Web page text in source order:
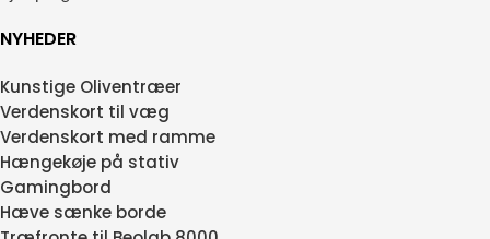
NYHEDER
Kunstige Oliventræer
Verdenskort til væg
Verdenskort med ramme
Hængekøje på stativ
Gamingbord
Hæve sænke borde